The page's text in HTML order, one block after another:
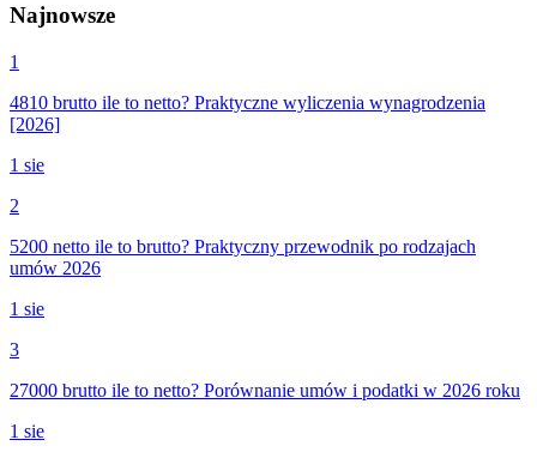
Najnowsze
1
4810 brutto ile to netto? Praktyczne wyliczenia wynagrodzenia
[2026]
1 sie
2
5200 netto ile to brutto? Praktyczny przewodnik po rodzajach
umów 2026
1 sie
3
27000 brutto ile to netto? Porównanie umów i podatki w 2026 roku
1 sie